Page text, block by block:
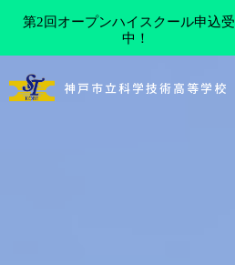
ン
神戸市立科学技術高等学校
第2回オープンハイスクール申込
中！